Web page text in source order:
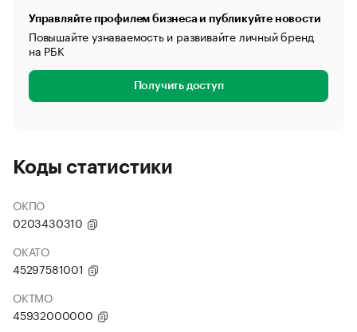
Управляйте профилем бизнеса и публикуйте новости
Повышайте узнаваемость и развивайте личный бренд
на РБК
Получить доступ
Коды статистики
ОКПО
0203430310
ОКАТО
45297581001
ОКТМО
45932000000